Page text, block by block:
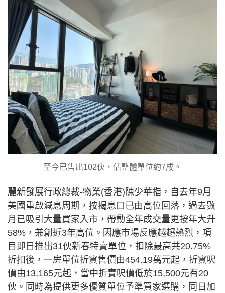
至今已售出102伙，佔整體單位約7成。
麗新發展行政總裁-物業(香港)陳少華指，自去年9月
美國重啟減息周期，按揭息口已由高位回落，過去數
月已吸引大量買家入市，帶動全年成交量更按年大升
58%，兼創近3年高位。因應市場反應越趨熱烈，項
目即日推出31伙新春特賣單位，扣除最高共20.75%
折扣後，一房單位折實售價由454.19萬元起，折實呎
價由13,165元起，當中折實呎價低於15,500元有20
伙。同時為提供更多優質單位予準買家選購，同日加